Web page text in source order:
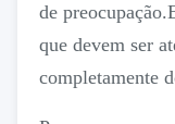
de
que devem ser
completamente